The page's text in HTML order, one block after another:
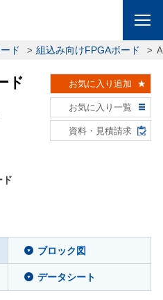
ド 組込み向けFPGAボード
ド
ド
お気に入り追加
お気に入り一覧
資料・見積請求
ブロック図
データシート